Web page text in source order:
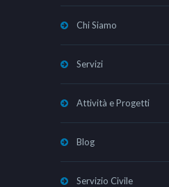
Chi Siamo
Servizi
Attività e Progetti
Blog
Servizio Civile